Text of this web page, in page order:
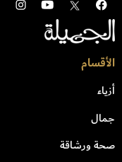
الأقسام
أزياء
جمال
صحة ورشاقة